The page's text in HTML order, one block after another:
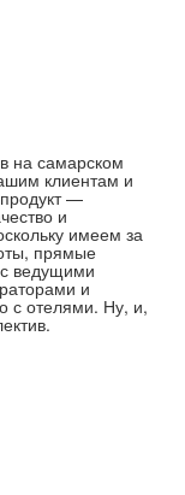
на самарском
клиентам и
—
и
имеем за
прямые
ведущими
и
с отелями. Ну, и,